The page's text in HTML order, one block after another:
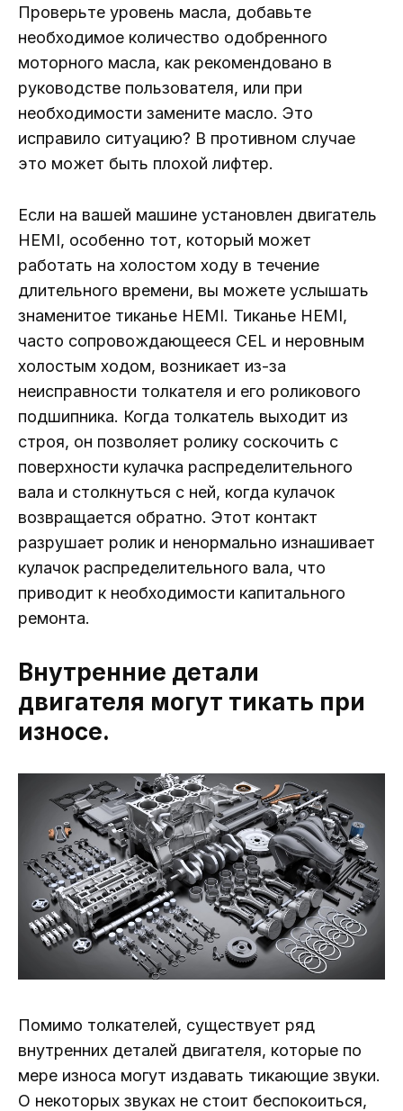
Проверьте уровень масла, добавьте
необходимое количество одобренного
моторного масла, как рекомендовано в
руководстве пользователя, или при
необходимости замените масло. Это
исправило ситуацию? В противном случае
это может быть плохой лифтер.
Если на вашей машине установлен двигатель
HEMI, особенно тот, который может
работать на холостом ходу в течение
длительного времени, вы можете услышать
знаменитое тиканье HEMI. Тиканье HEMI,
часто сопровождающееся CEL и неровным
холостым ходом, возникает из-за
неисправности толкателя и его роликового
подшипника. Когда толкатель выходит из
строя, он позволяет ролику соскочить с
поверхности кулачка распределительного
вала и столкнуться с ней, когда кулачок
возвращается обратно. Этот контакт
разрушает ролик и ненормально изнашивает
кулачок распределительного вала, что
приводит к необходимости капитального
ремонта.
Внутренние детали
двигателя могут тикать при
износе.
Помимо толкателей, существует ряд
внутренних деталей двигателя, которые по
мере износа могут издавать тикающие звуки.
О некоторых звуках не стоит беспокоиться,